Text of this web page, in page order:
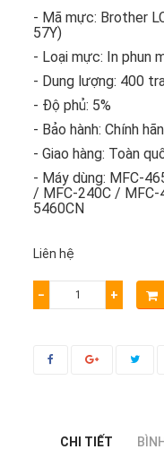
- Mã mực: Brother
57Y)
- Loại mực: In phun
- Dung lượng: 400
- Độ phủ: 5%
- Bảo hành: Chính
- Giao hàng: Toàn
- Máy dùng: MFC-
/ MFC-240C / MFC-
5460CN
Liên hệ
− +
CHI TIẾT